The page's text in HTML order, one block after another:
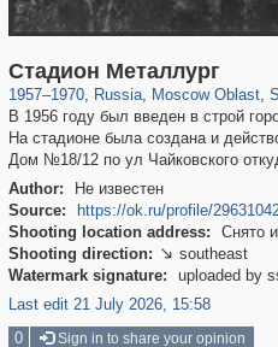
Стадион Металлург
1957–1970, Russia
1,407,363
, Moscow Oblast
96,615 1,691
,
В 1956 году был введен в строй
На стадионе была создана и
Дом №18/12 по ул Чайковского
Author:
Не известен
Source:
https://ok.ru/profile/
Shooting location address:
Снято
Shooting direction:  southeast
Watermark signature:
uploaded by
Last edit 21 July 2026, 15:58
0 Sign in to share your opinion